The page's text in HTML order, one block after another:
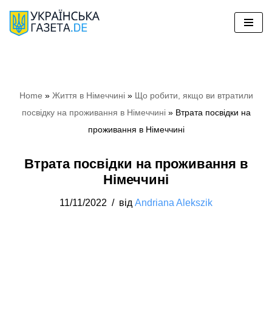
Перейти
Home » Життя в Німеччині» Що робити, якщо ви втратили
посвідку на проживання в Німеччині» Втрата посвідки на
проживання в Німеччині
Втрата посвідки на проживання в
Німеччині
11/11/2022 від Andriana Alekszik